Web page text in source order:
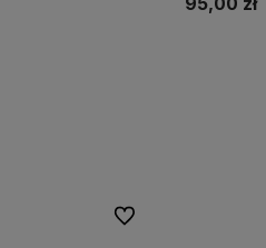
95,00 zł
Do ulubionych